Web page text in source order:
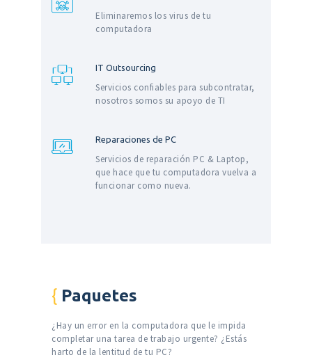
Eliminaremos los virus de tu
computadora
IT Outsourcing
Servicios confiables para subcontratar,
nosotros somos su apoyo de TI
Reparaciones de PC
Servicios de reparación PC & Laptop,
que hace que tu computadora vuelva a
funcionar como nueva.
Paquetes
¿Hay un error en la computadora que le impida
completar una tarea de trabajo urgente? ¿Estás
harto de la lentitud de tu PC?